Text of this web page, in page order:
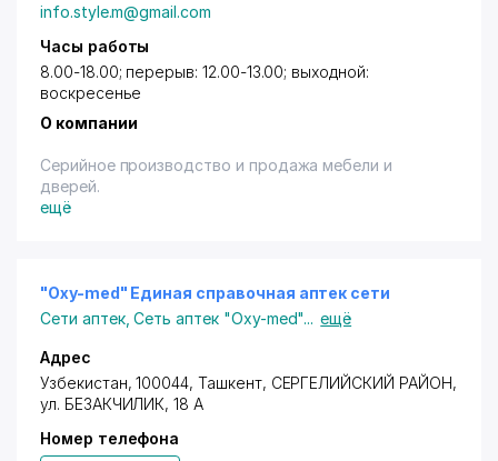
info.style.m@gmail.com
Часы работы
8.00-18.00; перерыв: 12.00-13.00; выходной:
воскресенье
О компании
Серийное производство и продажа мебели и
дверей.
ещё
"Oxy-med" Единая справочная аптек сети
Сети аптек,Сеть аптек "Oxy-med"... ещё
Адрес
Узбекистан, 100044, Ташкент, СЕРГЕЛИЙСКИЙ РАЙОН,
ул. БЕЗАКЧИЛИК, 18 А
Номер телефона